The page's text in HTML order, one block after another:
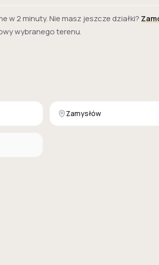
w 2 minuty. Nie masz jeszcze działki?
wybranego terenu.
Zamysłów